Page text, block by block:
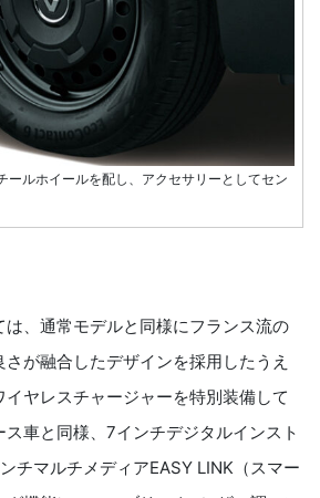
ルホイールを配し、アクセサリーとしてセン
、通常モデルと同様にフランス流の
が融合したデザインを採用したうえ
ヤレスチャージャーを特別装備して
車と同様、7インチデジタルインスト
チマルチメディアEASY LINK（スマー